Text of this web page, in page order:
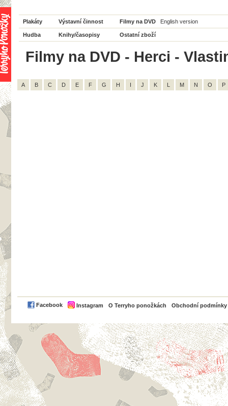
Plakáty Výstavní činnost Filmy na DVD English version
Hudba Knihy/časopisy Ostatní zboží
Filmy na DVD - Herci -
A B C D E F G H I J K L M N O P
Facebook Instagram O Terryho ponožkách Obchodní podmínky
PayPal